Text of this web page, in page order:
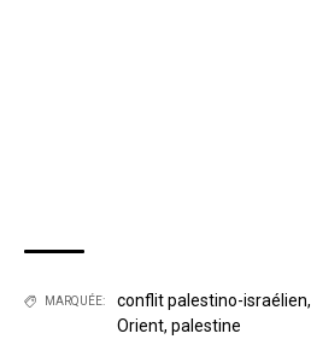
MARQUÉE: conflit palestino-israélien,
Orient, palestine